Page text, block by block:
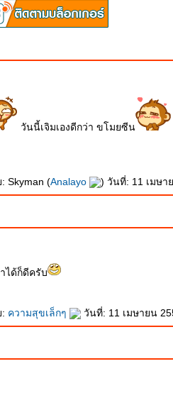
วันนี้เจิมเองดีกว่า ขโมยซีน
Skyman (Analayo ) วันที่: 11 เมษ
ได้ก็ดีครับ
ความสุขเล็กๆ วันที่: 11 เมษายน